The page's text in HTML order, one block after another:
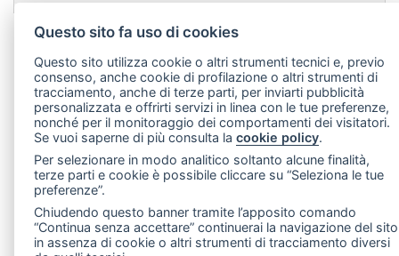
Questo sito fa uso di cookies
Questo sito utilizza cookie o altri strumenti tecnici e, previo
consenso, anche cookie di profilazione o altri strumenti di
tracciamento, anche di terze parti, per inviarti pubblicità
personalizzata e offrirti servizi in linea con le tue preferenze,
nonché per il monitoraggio dei comportamenti dei visitatori.
Se vuoi saperne di più consulta lacookie policy.
Per selezionare in modo analitico soltanto alcune finalità,
terze parti e cookie è possibile cliccare su “Seleziona le tue
preferenze”.
Chiudendo questo banner tramite l’apposito comando
“Continua senza accettare” continuerai la navigazione del sito
in assenza di cookie o altri strumenti di tracciamento diversi